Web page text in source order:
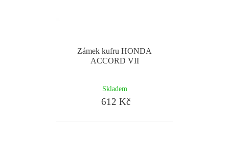
Zámek kufru HONDA
ACCORD VII
Skladem
612 Kč